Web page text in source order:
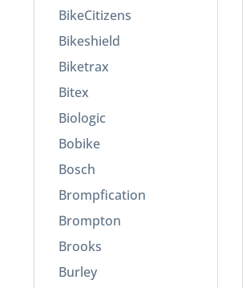
BikeCitizens
Bikeshield
Biketrax
Bitex
Biologic
Bobike
Bosch
Brompfication
Brompton
Brooks
Burley